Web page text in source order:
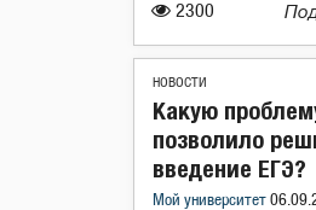
2300
НОВОСТИ
Какую
позволило
введение ЕГЭ?
Мой университет